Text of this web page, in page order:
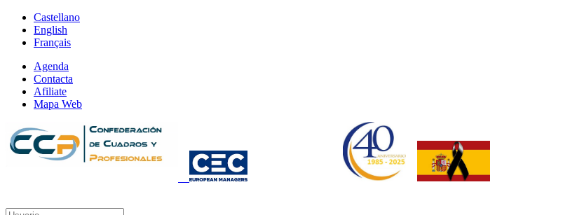
Castellano
English
Français
Agenda
Contacta
Afiliate
Mapa Web